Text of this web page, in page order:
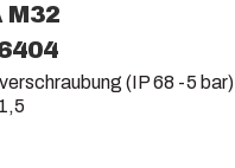
M32
(IP 68 -5 bar)